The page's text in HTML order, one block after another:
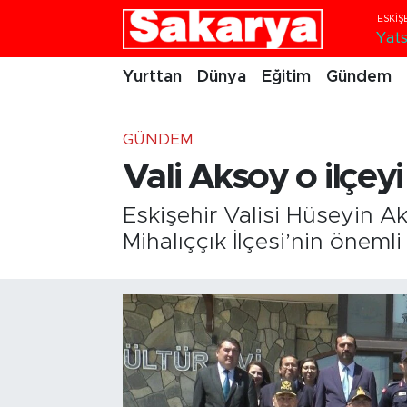
Yurttan Dünya Eğitim Gündem
GÜNDEM
Vali Aksoy o
Eskişehir Valisi Hüseyin
Mihalıççık İlçesi’nin
Eskişehirspor
Kültür Sanat
Eskişehir Nöbetçi Eczaneler
Eskişehir Namaz Vakitleri
Eskişehir Trafik Yoğunluk Haritası
Süper Lig Puan Durumu ve Fikstür
Tüm Manşetler
Son Dakika Haberleri
Haber Arşivi